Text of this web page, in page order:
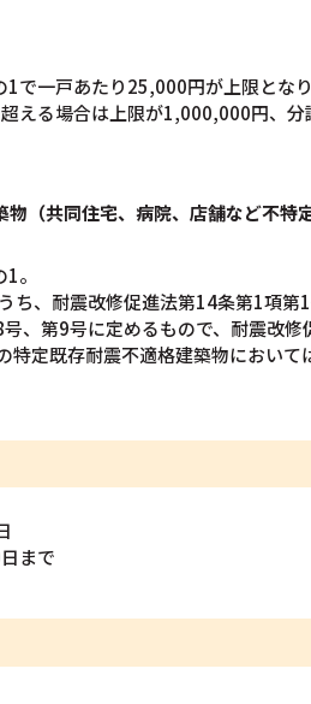
で一戸あたり25,000円が上限となり
える場合は上限が1,000,000円、
物（共同住宅、病院、店舗など不特
。
ち、耐震改修促進法第14条第1項
、第9号に定めるもので、耐震改
定既存耐震不適格建築物において
まで